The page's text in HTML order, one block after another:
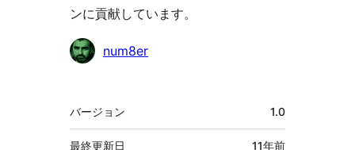
ンに貢献しています。
貢
num8er
メ
タ
バージョン 1.0
最終更新日 11年前